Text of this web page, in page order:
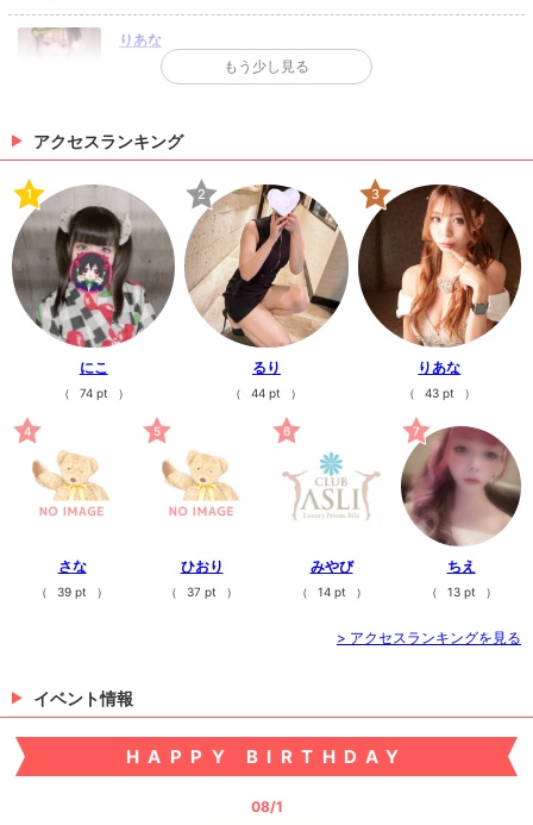
りあな
います🐈‍⬛🎀
あゆみ
山は色んな時代を見てきたんだろうな本日出...
14時間前
> 日記一覧を見る
もう少し見る
アクセスランキング
1
にこ
（ 74 pt ）
2
るり
（ 44 pt ）
3
りあな
（ 43 pt ）
4
さな
（ 39 pt ）
5
ひおり
（ 37 pt ）
6
みやび
（ 14 pt ）
7
ちえ
（ 13 pt ）
> アクセスランキングを見る
イベント情報
HAPPY BIRTHDAY
08/1